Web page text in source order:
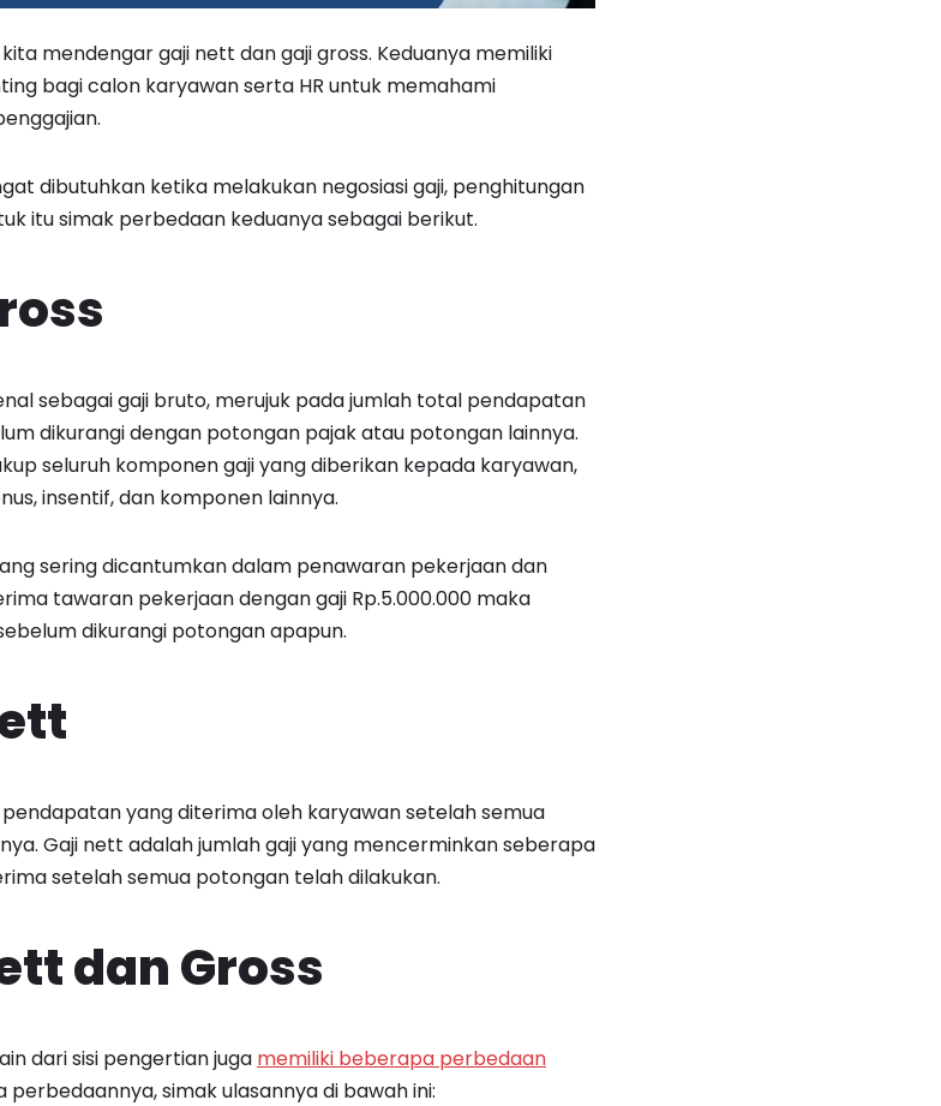
mendengar gaji nett dan gaji gross. Keduanya memiliki
bagi calon karyawan serta HR untuk memahami
dibutuhkan ketika melakukan negosiasi gaji, penghitungan
itu simak perbedaan keduanya sebagai berikut.
sebagai gaji bruto, merujuk pada jumlah total pendapatan
dikurangi dengan potongan pajak atau potongan lainnya.
seluruh komponen gaji yang diberikan kepada karyawan,
insentif, dan komponen lainnya.
sering dicantumkan dalam penawaran pekerjaan dan
tawaran pekerjaan dengan gaji Rp.5.000.000 maka
dikurangi potongan apapun.
yang diterima oleh karyawan setelah semua
Gaji nett adalah jumlah gaji yang mencerminkan seberapa
setelah semua potongan telah dilakukan.
dan Gross
dari sisi pengertian juga memiliki beberapa perbedaan
simak ulasannya di bawah ini: